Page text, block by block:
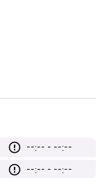
--:-- - --:--
--:-- - --:--